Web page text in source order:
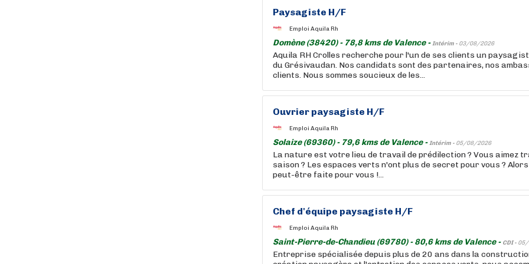
Paysagiste H/F
Emploi Aquila Rh
Domène (38420) - 78,8 kms de Valence -Intérim - 03/08/2026
Aquila RH Crolles recherche pour l'un de ses clients un
du Grésivaudan. Nos candidats sont des partenaires, nos
clients. Nous sommes soucieux de les...
Ouvrier paysagiste H/F
Emploi Aquila Rh
Solaize (69360) - 79,6 kms de Valence -Intérim - 05/08/2026
La nature est votre lieu de travail de prédilection ? Vous aimez
saison ? Les espaces verts n'ont plus de secret pour vous ?
peut-être faite pour vous !...
Chef d'équipe paysagiste H/F
Emploi Aquila Rh
Saint-Pierre-de-Chandieu (69780) - 80,6 kms de Valence - CDI -
Entreprise spécialisée depuis plus de 20 ans dans la